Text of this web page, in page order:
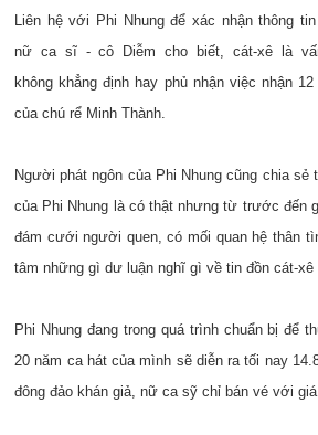
Liên hệ với Phi Nhung để xác nhận thông
nữ ca sĩ - cô Diễm cho biết, cát-xê là
không khẳng định hay phủ nhận việc nhận
của chú rể Minh Thành.
Người phát ngôn của Phi Nhung cũng chia sẻ
của Phi Nhung là có thật nhưng từ trước đến
đám cưới người quen, có mối quan hệ thân
tâm những gì dư luận nghĩ gì về tin đồn cát-xê
Phi Nhung đang trong quá trình chuẩn bị để
20 năm ca hát của mình sẽ diễn ra tối nay
đông đảo khán giả, nữ ca sỹ chỉ bán vé với